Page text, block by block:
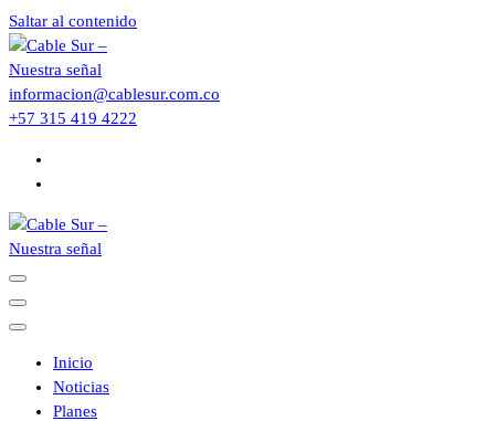
Saltar al contenido
informacion@cablesur.com.co
+57 315 419 4222
Inicio
Noticias
Planes